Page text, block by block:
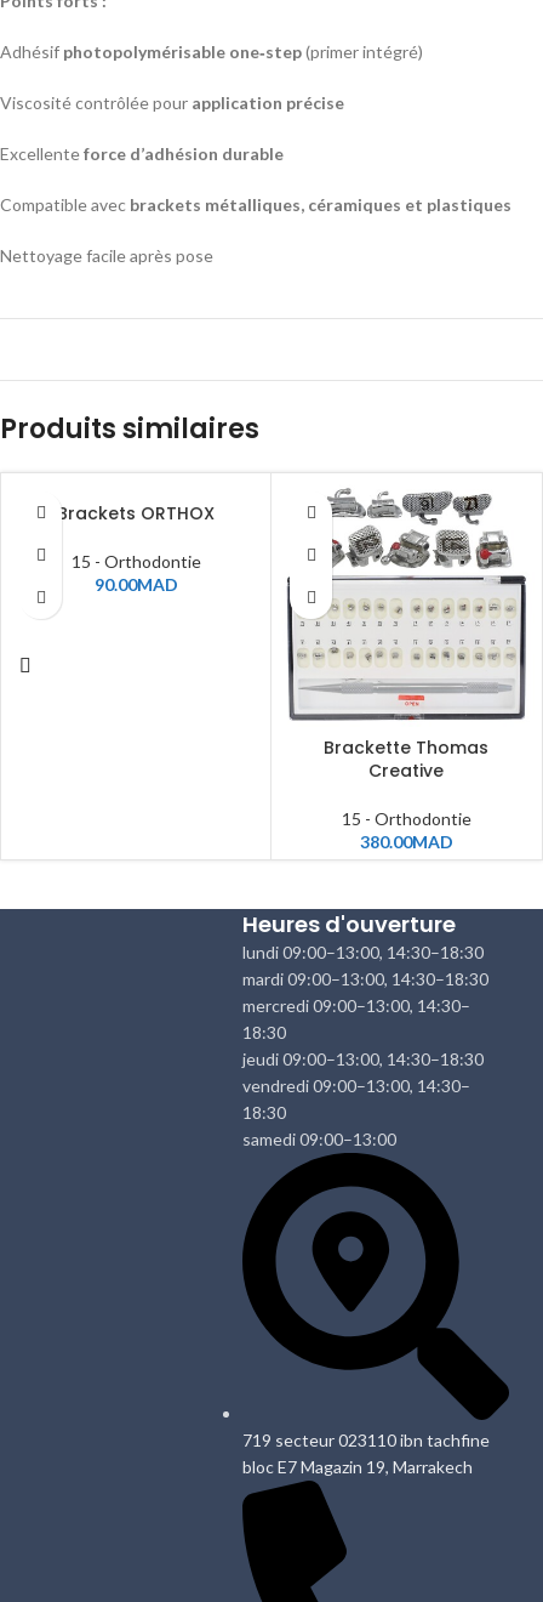
Adhésif photopolymérisable one‑step(primer intégré)
Viscosité contrôlée pour application précise
Excellenteforce d’adhésion durable
Compatible avec brackets métalliques, céramiques et plastiques
Nettoyage facile après pose
Produits similaires
Brackets ORTHOX
15 - Orthodontie
90.00MAD
Brackette Thomas
Creative
15 - Orthodontie
380.00MAD
Heures d'ouverture
lundi 09:00–13:00, 14:30–18:30
mardi 09:00–13:00, 14:30–18:30
mercredi 09:00–13:00, 14:30–
18:30
jeudi 09:00–13:00, 14:30–18:30
vendredi 09:00–13:00, 14:30–
18:30
samedi 09:00–13:00
719 secteur 023110 ibn tachfine
bloc E7 Magazin 19, Marrakech